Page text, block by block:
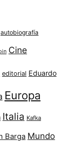
autobiografía
Cine
editorial Eduardo
Europa
Italia Kafka
Barga Mundo